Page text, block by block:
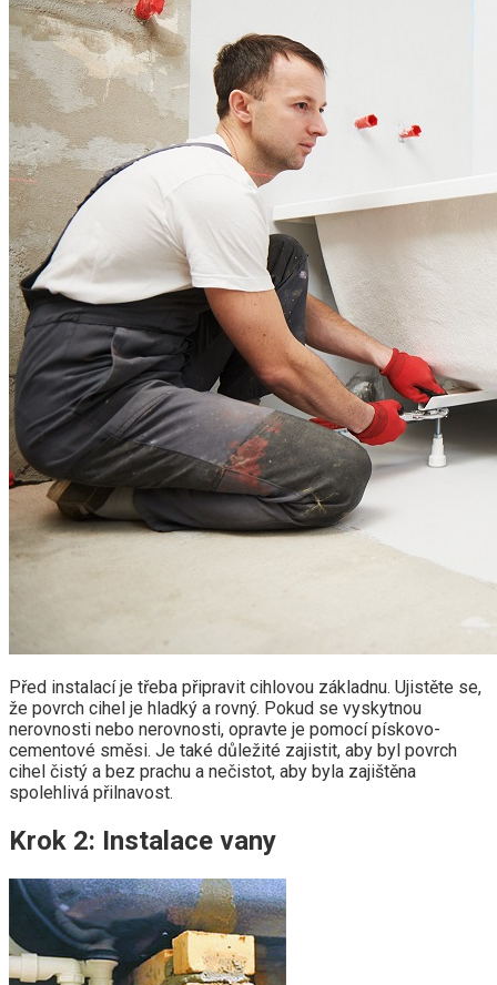
Před instalací je třeba připravit cihlovou základnu. Ujistěte se,
že povrch cihel je hladký a rovný. Pokud se vyskytnou
nerovnosti nebo nerovnosti, opravte je pomocí pískovo-
cementové směsi. Je také důležité zajistit, aby byl povrch
cihel čistý a bez prachu a nečistot, aby byla zajištěna
spolehlivá přilnavost.
Krok 2: Instalace vany